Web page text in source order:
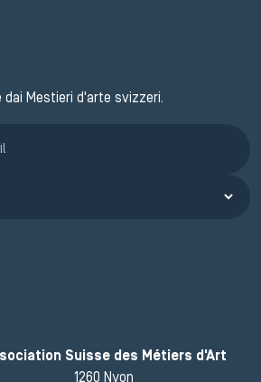
dai Mestieri d'arte svizzeri.
Suisse des Métiers d'Art
1260 Nyon